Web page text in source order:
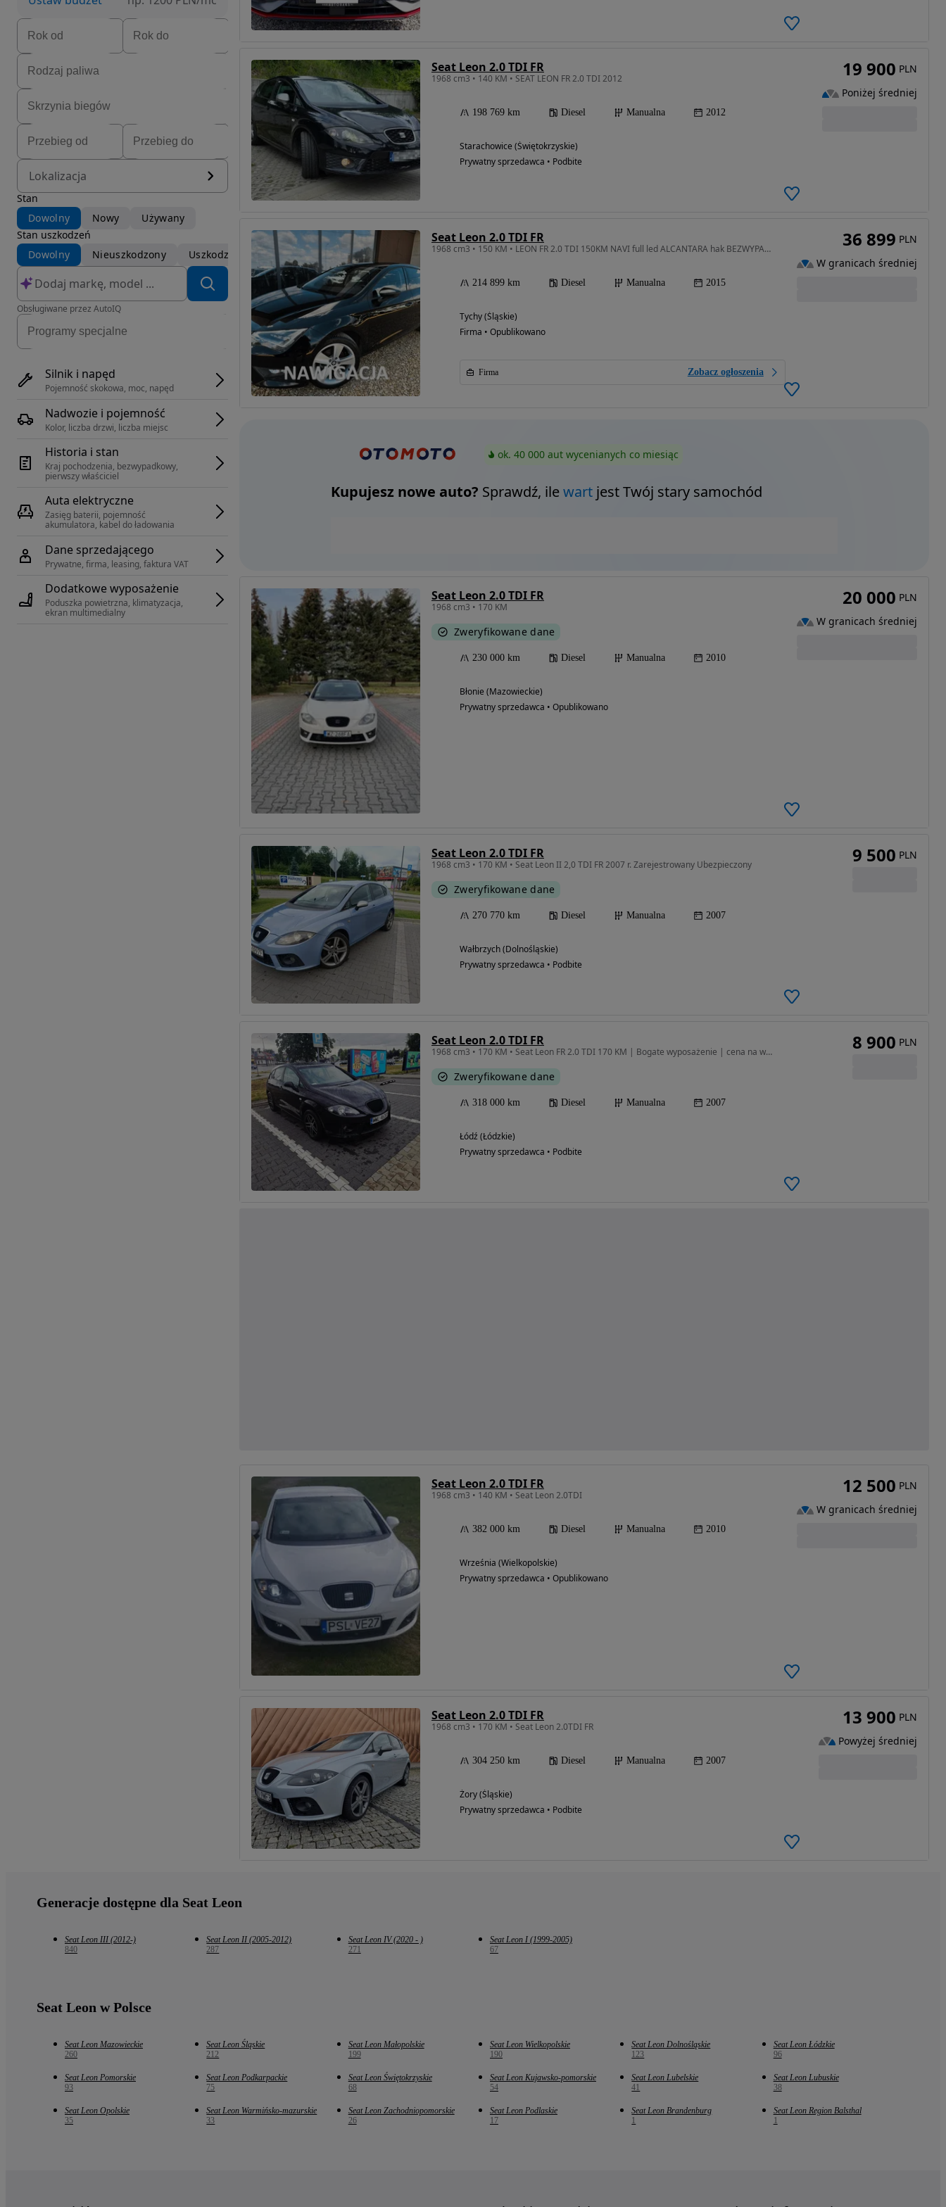
Lokalizacja
Stan
Dowolny
Nowy
Używany
Stan uszkodzeń
Dowolny
Nieuszkodzony Uszkodzony
Obsługiwane przez AutoIQ
Silnik i napęd
Pojemność skokowa, moc, napęd
Nadwozie i pojemność
Kolor, liczba drzwi, liczba miejsc
Historia i stan
Kraj pochodzenia, bezwypadkowy,
pierwszy właściciel
Auta elektryczne
Zasięg baterii, pojemność
akumulatora, kabel do ładowania
Dane sprzedającego
Prywatne, firma, leasing, faktura VAT
Dodatkowe wyposażenie
Poduszka powietrzna, klimatyzacja,
ekran multimedialny
Seat Leon 2.0 TDI FR
1968 cm3 • 140 KM • SEAT LEON FR 2.0 TDI 2012
198 769 km Diesel Manualna 2012
Starachowice (Świętokrzyskie)
Prywatny sprzedawca • Podbite
19 900 PLN
Poniżej średniej
Seat Leon 2.0 TDI FR
1968 cm3 • 150 KM • LEON FR 2.0 TDI 150KM NAVI full led ALCANTARA hak BEZWYPAD serwi 2016
214 899 km Diesel Manualna 2015
Tychy (Śląskie)
Firma • Opublikowano
Firma Zobacz ogłoszenia
36 899 PLN
W granicach średniej
ok. 40 000 aut wycenianych co miesiąc
Kupujesz nowe auto? Sprawdź, ilewartjest Twój stary samochód
Seat Leon 2.0 TDI FR
1968 cm3 • 170 KM
Zweryfikowane dane
230 000 km Diesel Manualna 2010
Błonie (Mazowieckie)
Prywatny sprzedawca • Opublikowano
20 000 PLN
W granicach średniej
Seat Leon 2.0 TDI FR
1968 cm3 • 170 KM • Seat Leon II 2,0 TDI FR 2007 r. Zarejestrowany Ubezpieczony
Zweryfikowane dane
270 770 km Diesel Manualna 2007
Wałbrzych (Dolnośląskie)
Prywatny sprzedawca • Podbite
9 500 PLN
Seat Leon 2.0 TDI FR
1968 cm3 • 170 KM • Seat Leon FR 2.0 TDI 170 KM | Bogate wyposażenie | cena na weekend
Zweryfikowane dane
318 000 km Diesel Manualna 2007
Łódź (Łódzkie)
Prywatny sprzedawca • Podbite
8 900 PLN
Seat Leon 2.0 TDI FR
1968 cm3 • 140 KM • Seat Leon 2.0TDI
382 000 km Diesel Manualna 2010
Września (Wielkopolskie)
Prywatny sprzedawca • Opublikowano
12 500 PLN
W granicach średniej
Seat Leon 2.0 TDI FR
1968 cm3 • 170 KM • Seat Leon 2.0TDI FR
304 250 km Diesel Manualna 2007
Żory (Śląskie)
Prywatny sprzedawca • Podbite
13 900 PLN
Powyżej średniej
Generacje dostępne dla Seat Leon
Seat Leon III (2012-)
840
Seat Leon II (2005-2012)
287
Seat Leon IV (2020 - )
271
Seat Leon I (1999-2005)
67
Seat Leon w Polsce
Seat Leon Mazowieckie
260
Seat Leon Śląskie
212
Seat Leon Małopolskie
199
Seat Leon Wielkopolskie
190
Seat Leon Dolnośląskie
123
Seat Leon Łódzkie
96
Seat Leon Pomorskie
93
Seat Leon Podkarpackie
75
Seat Leon Świętokrzyskie
68
Seat Leon Kujawsko-pomorskie
54
Seat Leon Lubelskie
41
Seat Leon Lubuskie
38
Seat Leon Opolskie
35
Seat Leon Warmińsko-mazurskie
33
Seat Leon Zachodniopomorskie
26
Seat Leon Podlaskie
17
Seat Leon Brandenburg
1
Seat Leon Region Balsthal
1